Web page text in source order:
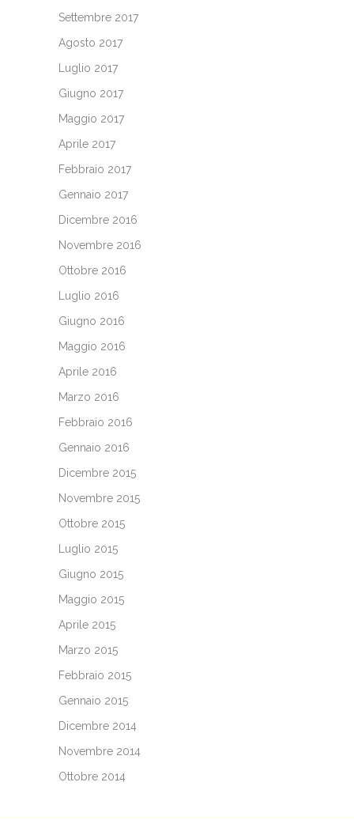
Settembre 2017
Agosto 2017
Luglio 2017
Giugno 2017
Maggio 2017
Aprile 2017
Febbraio 2017
Gennaio 2017
Dicembre 2016
Novembre 2016
Ottobre 2016
Luglio 2016
Giugno 2016
Maggio 2016
Aprile 2016
Marzo 2016
Febbraio 2016
Gennaio 2016
Dicembre 2015
Novembre 2015
Ottobre 2015
Luglio 2015
Giugno 2015
Maggio 2015
Aprile 2015
Marzo 2015
Febbraio 2015
Gennaio 2015
Dicembre 2014
Novembre 2014
Ottobre 2014